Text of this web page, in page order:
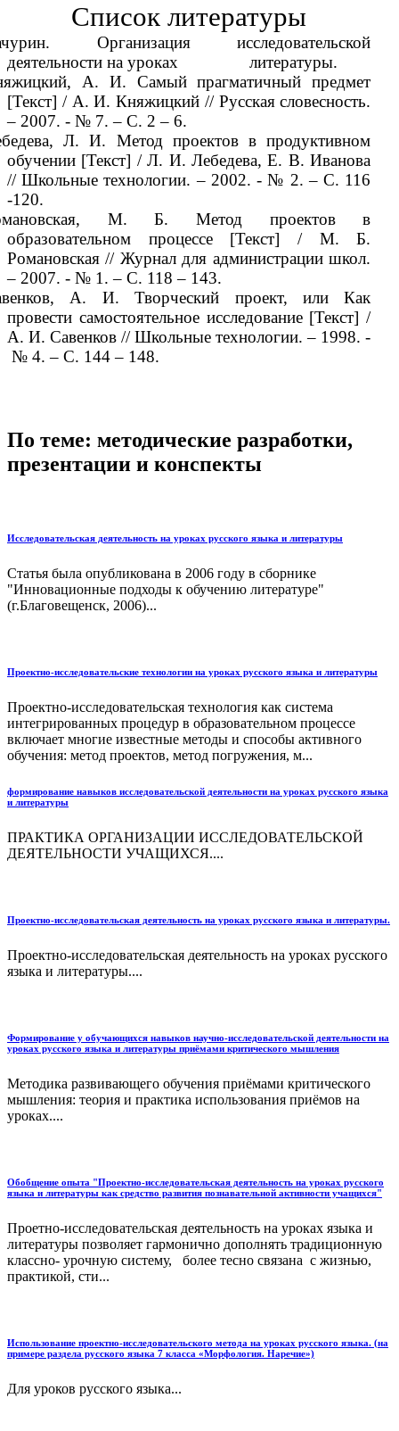
Список литературы
Организация исследовательской
деятельности на уроках литературы.
А. И. Самый прагматичный предмет
[Текст] / А. И. Княжицкий // Русская словесность.
– 2007. - № 7. – С. 2 – 6.
Л. И. Метод проектов в продуктивном
обучении [Текст] / Л. И. Лебедева, Е. В. Иванова
// Школьные технологии. – 2002. - № 2. – С. 116
-120.
М. Б. Метод проектов в
образовательном процессе [Текст] / М. Б.
Романовская // Журнал для администрации школ.
– 2007. - № 1. – С. 118 – 143.
А. И. Творческий проект, или Как
провести самостоятельное исследование [Текст] /
А. И. Савенков // Школьные технологии. – 1998. -
№ 4. – С. 144 – 148.
По теме: методические разработки,
презентации и конспекты
Исследовательская деятельность на уроках русского языка и литературы
Статья была опубликована в 2006 году в сборнике
"Инновационные подходы к обучению литературе"
(г.Благовещенск, 2006)...
Проектно-исследовательские технологии на уроках русского языка и литературы
Проектно-исследовательская технология как система
интегрированных процедур в образовательном процессе
включает многие известные методы и способы активного
обучения: метод проектов, метод погружения, м...
формирование навыков исследовательской деятельности на уроках русского языка
и литературы
ПРАКТИКА ОРГАНИЗАЦИИ ИССЛЕДОВАТЕЛЬСКОЙ
ДЕЯТЕЛЬНОСТИ УЧАЩИХСЯ....
Проектно-исследовательская деятельность на уроках русского языка и литературы.
Проектно-исследовательская деятельность на уроках русского
языка и литературы....
Формирование у обучающихся навыков научно-исследовательской деятельности на
уроках русского языка и литературы приёмами критического мышления
Методика развивающего обучения приёмами критического
мышления: теория и практика использования приёмов на
уроках....
Обобщение опыта "Проектно-исследовательская деятельность на уроках русского
языка и литературы как средство развития познавательной активности учащихся"
Проетно-исследовательская деятельность на уроках языка и
литературы позволяет гармонично дополнять традиционную
классно- урочную систему, более тесно связана с жизнью,
практикой, сти...
Использование проектно-исследовательского метода на уроках русского языка. (на
примере раздела русского языка 7 класса «Морфология. Наречие»)
Для уроков русского языка...